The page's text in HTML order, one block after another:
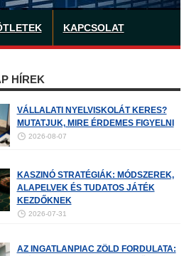
KAPCSOLAT
HÍREK
VÁLLALATI NYELVISKOLÁT KERES?
MUTATJUK, MIRE ÉRDEMES FIGYELNI
2026-08-07
KASZINÓ STRATÉGIÁK: MÓDSZEREK,
ALAPELVEK ÉS TUDATOS JÁTÉK
KEZDŐKNEK
2026-07-31
AZ INGATLANPIAC ZÖLD FORDULATA: